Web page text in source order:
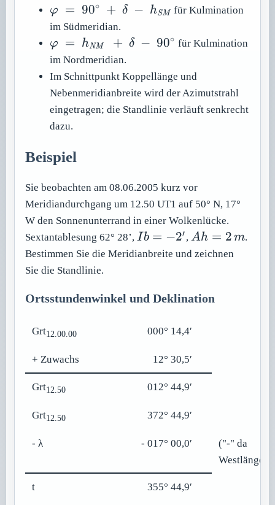
\varphi \ =\
90{}^{\circ}\ +\
\delta \ -\
h_{\mathit{SM}}
φ = 90∘ + δ − hSM für Kulmination
im Südmeridian.
\varphi \ =\
h_{\mathit{NM}}\
\ +\ \delta \ -\
90{}^{\circ}
φ = hNM + δ − 90∘ für Kulmination
im Nordmeridian.
Im Schnittpunkt Koppellänge und
Nebenmeridianbreite wird der Azimutstrahl
eingetragen; die Standlinie verläuft senkrecht
dazu.
Beispiel
Sie beobachten am 08.06.2005 kurz vor
Meridiandurchgang um 12.50 UT1 auf 50° N, 17°
W den Sonnenunterrand in einer Wolkenlücke.
Sextantablesung 62° 28’,Ib
=
Ib = −2′,Ah
=
Ah = 2 m.
Bestimmen Sie die Meridianbreite und zeichnen
Sie die Standlinie.
Ortsstundenwinkel und Deklination
Grt12.00.00 000° 14,4′
+ Zuwachs 12° 30,5′
Grt12.50 012° 44,9′
Grt12.50 372° 44,9′
- λ - 017° 00,0′
("-" da
Westlänge)
t 355° 44,9′